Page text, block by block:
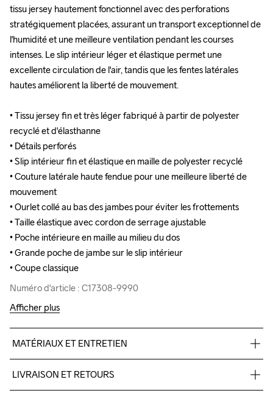
tissu jersey hautement fonctionnel avec des perforations
stratégiquement placées, assurant un transport exceptionnel de
l'humidité et une meilleure ventilation pendant les courses
intenses. Le slip intérieur léger et élastique permet une
excellente circulation de l'air, tandis que les fentes latérales
hautes améliorent la liberté de mouvement.
• Tissu jersey fin et très léger fabriqué à partir de polyester
recyclé et d'élasthanne
• Détails perforés
• Slip intérieur fin et élastique en maille de polyester recyclé
• Couture latérale haute fendue pour une meilleure liberté de
mouvement
• Ourlet collé au bas des jambes pour éviter les frottements
• Taille élastique avec cordon de serrage ajustable
• Poche intérieure en maille au milieu du dos
• Grande poche de jambe sur le slip intérieur
• Coupe classique
Numéro d'article : C17308-9990
tissu jersey hautement fonctionnel avec des perforations
stratégiquement placées, assurant un transport exceptionnel de
l'humidité et une meilleure ventilation pendant les courses
intenses. Le slip intérieur léger et élastique permet une
excellente circulation de l'air, tandis que les fentes latérales
hautes améliorent la liberté de mouvement.
• Tissu jersey fin et très léger fabriqué à partir de polyester
recyclé et d'élasthanne
• Détails perforés
• Slip intérieur fin et élastique en maille de polyester recyclé
• Couture latérale haute fendue pour une meilleure liberté de
mouvement
• Ourlet collé au bas des jambes pour éviter les frottements
• Taille élastique avec cordon de serrage ajustable
• Poche intérieure en maille au milieu du dos
• Grande poche de jambe sur le slip intérieur
• Coupe classique
Numéro d'article : C17308-9990
Afficher plus
MATÉRIAUX ET ENTRETIEN
10% Élasthanne
LIVRAISON ET RETOURS